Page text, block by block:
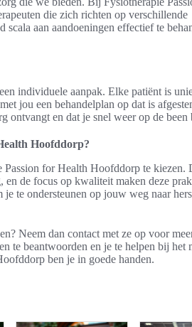
die zich richten op verschillende
scala aan aandoeningen effectief te
individuele aanpak. Elke patiënt is
jou een behandelplan op dat is
ontvangt en dat je snel weer op de been
Hoofddorp?
for Health Hoofddorp te kiezen.
en de focus op kwaliteit maken deze
te ondersteunen op jouw weg naar
Neem dan contact met ze op voor
te beantwoorden en je te helpen bij het
ben je in goede handen.